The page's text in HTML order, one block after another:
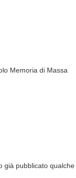
Memoria di Massa
già pubblicato